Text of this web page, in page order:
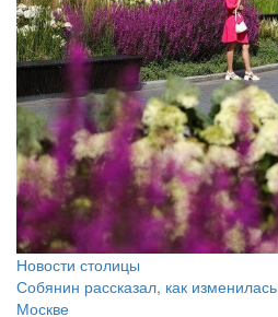
Новости столицы
Собянин рассказал, как
Москве